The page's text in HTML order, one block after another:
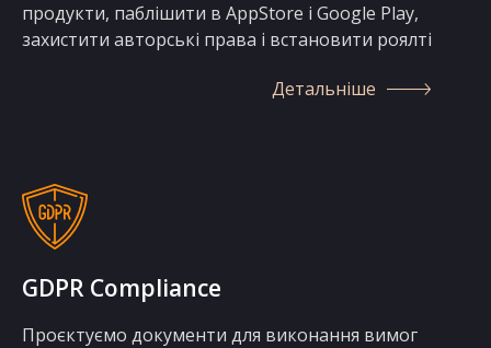
продукти, паблішити в AppStore і Google Play,
захистити авторські права і встановити роялті
Детальніше
GDPR Compliance
Проєктуємо документи для виконання вимог